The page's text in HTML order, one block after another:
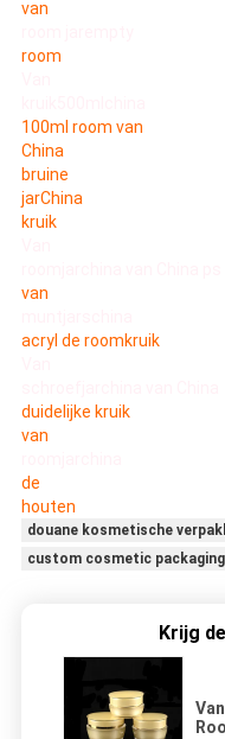
van
room
100ml room van
China
bruine
jarChina
kruik
van
acryl de roomkruik
duidelijke kruik
van
de
houten
douane kosmetische
custom cosmetic packaging
Krijg